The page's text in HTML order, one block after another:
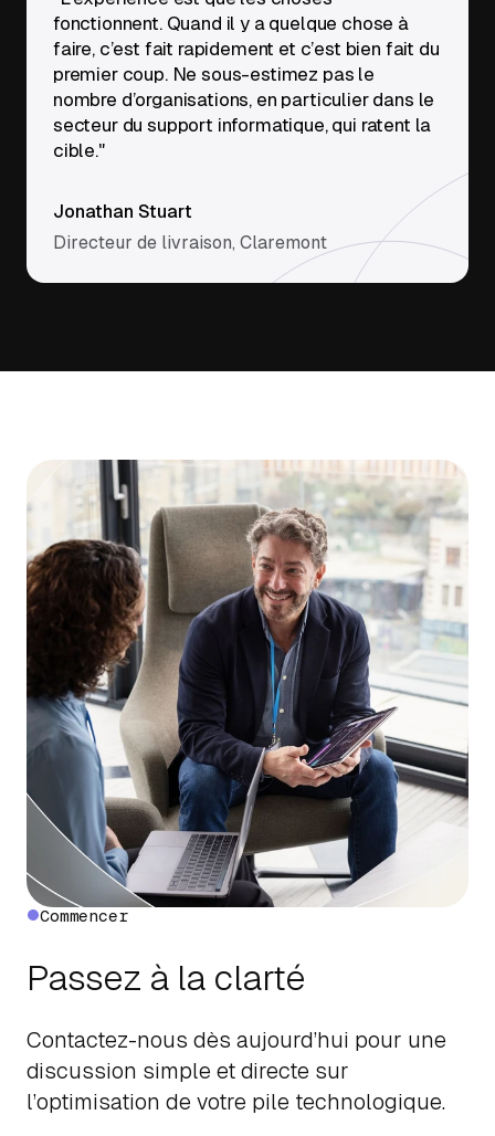
fonctionnent. Quand il y a quelque chose à
faire, c’est fait rapidement et c’est bien fait du
premier coup. Ne sous-estimez pas le
nombre d’organisations, en particulier dans le
secteur du support informatique, qui ratent la
cible."
Jonathan Stuart
Directeur de livraison, Claremont
Commencer
Passez à la clarté
Contactez-nous dès aujourd’hui pour une
discussion simple et directe sur
l’optimisation de votre pile technologique.